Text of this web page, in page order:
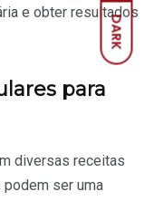
DARK
e obter resultados
para
diversas receitas
ser uma